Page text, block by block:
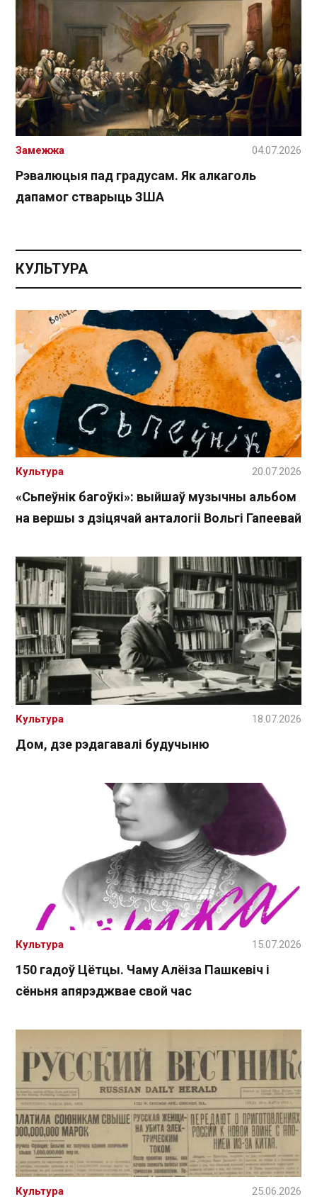
Рэвалюцыя пад градусам. Як алкаголь
дапамог стварыць ЗША
Замежжа 04.07.2026
КУЛЬТУРА
«Сьпеўнік багоўкі»: выйшаў музычны альбом
на вершы з дзіцячай анталогіі Вольгі Гапеевай
Культура 20.07.2026
Дом, дзе рэдагавалі будучыню
Культура 18.07.2026
150 гадоў Цётцы. Чаму Алёіза Пашкевіч і
сёньня апярэджвае свой час
Культура 15.07.2026
Культура 25.06.2026